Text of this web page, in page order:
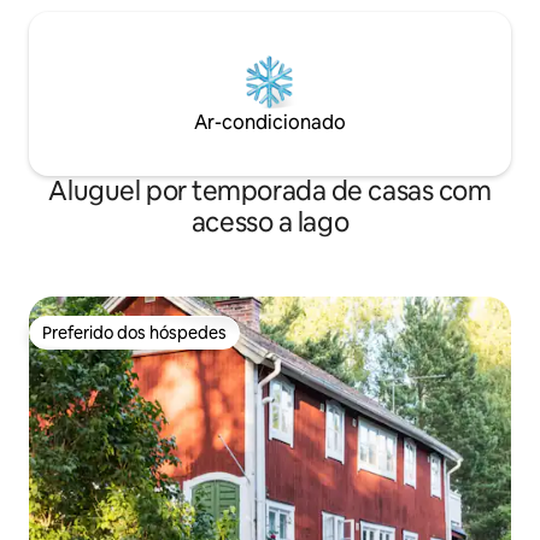
Ar-condicionado
Aluguel por temporada de casas com
acesso a lago
Preferido dos hóspedes
Preferido dos hóspedes